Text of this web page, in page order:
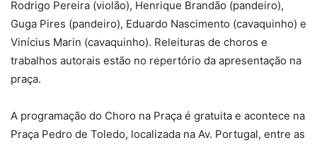
Rodrigo Pereira (violão), Henrique Brandão (pandeiro),
Guga Pires (pandeiro), Eduardo Nascimento (cavaquinho) e
Vinícius Marin (cavaquinho). Releituras de choros e
trabalhos autorais estão no repertório da apresentação na
praça.
A programação do Choro na Praça é gratuita e acontece na
Praça Pedro de Toledo, localizada na Av. Portugal, entre as